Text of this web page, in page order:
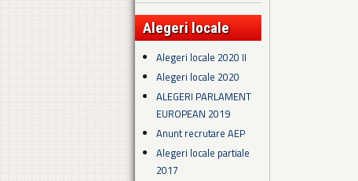
Alegeri locale
Alegeri locale 2020 II
Alegeri locale 2020
ALEGERI PARLAMENT
EUROPEAN 2019
Anunt recrutare AEP
Alegeri locale partiale
2017